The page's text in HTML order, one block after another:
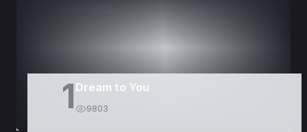
1 Dream to You
9803